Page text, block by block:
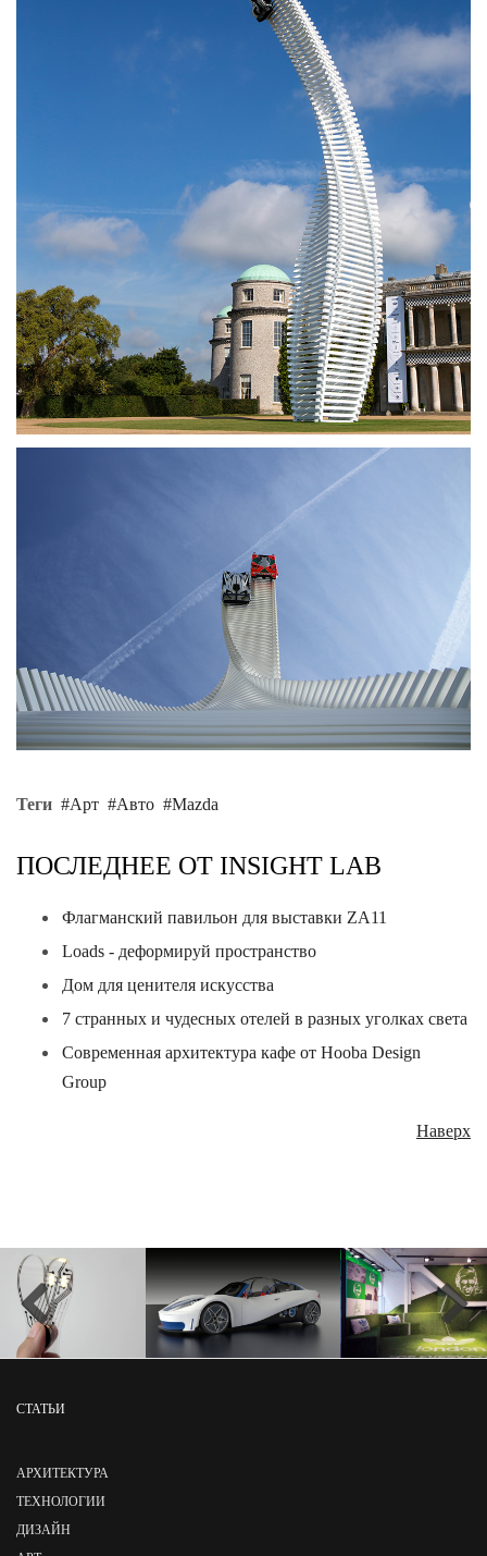
Теги Арт Авто Mazda
ПОСЛЕДНЕЕ ОТ INSIGHT LAB
Флагманский павильон для выставки ZA11
Loads - деформируй пространство
Дом для ценителя искусства
7 странных и чудесных отелей в разных уголках света
Современная архитектура кафе от Hooba Design
Group
Наверх
СТАТЬИ
АРХИТЕКТУРА
ТЕХНОЛОГИИ
ДИЗАЙН